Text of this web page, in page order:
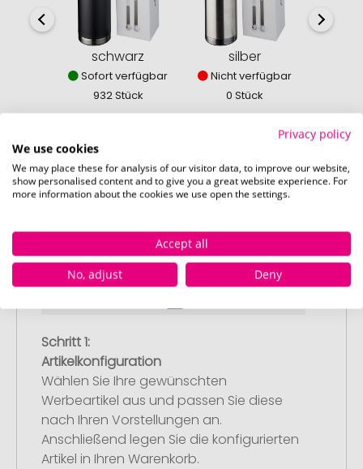
schwarz
Sofort verfügbar
932 Stück
silber
Nicht verfügbar
0 Stück
So einfach bestellen Sie Ihre Werbeartikel bei
Schritt 1:
Artikelkonfiguration
Wählen Sie Ihre gewünschten
Werbeartikel aus und passen Sie diese
nach Ihren Vorstellungen an.
Anschließend legen Sie die konfigurierten
Artikel in Ihren Warenkorb.
Privacy policy
We use cookies
We may place these for analysis of our visitor data, to improve our website,
show personalised content and to give you a great website experience. For
more information about the cookies we use open the settings.
Accept all
No, adjust
Deny